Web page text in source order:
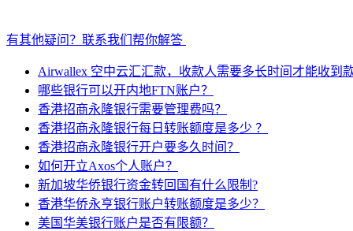
有其他疑问？联系我们帮你解答
Airwallex 空中云汇汇款，收款人需要多长时间才能收到
哪些银行可以开内地FTN账户？
香港招商永隆银行需要管理费吗？
香港招商永隆银行每日转账额度是多少 ？
香港招商永隆银行开户要多久时间？
如何开立Axos个人账户？
新加坡华侨银行资金转回国有什么限制?
香港华侨永亨银行账户转账额度是多少？
美国华美银行账户是否有限额？